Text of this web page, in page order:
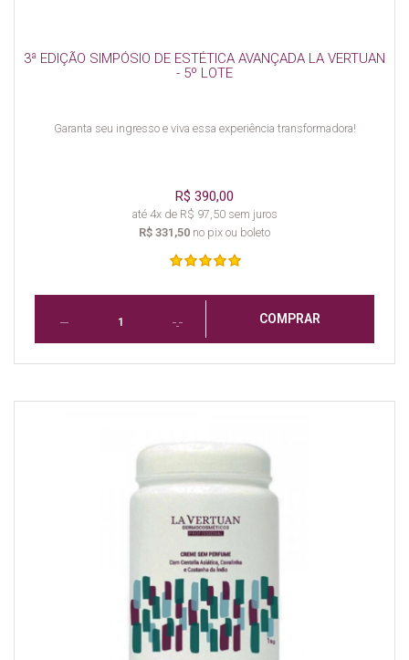
3ª EDIÇÃO SIMPÓSIO DE ESTÉTICA AVANÇADA LA VERTUAN
- 5º LOTE
Garanta seu ingresso e viva essa experiência transformadora!
R$ 390,00
até 4x de R$ 97,50 sem juros
R$ 331,50 no pix ou boleto
COMPRAR